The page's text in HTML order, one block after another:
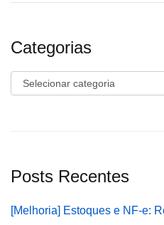
Categorias
Categorias
Posts Recentes
[Melhoria] Estoques e NF-e: